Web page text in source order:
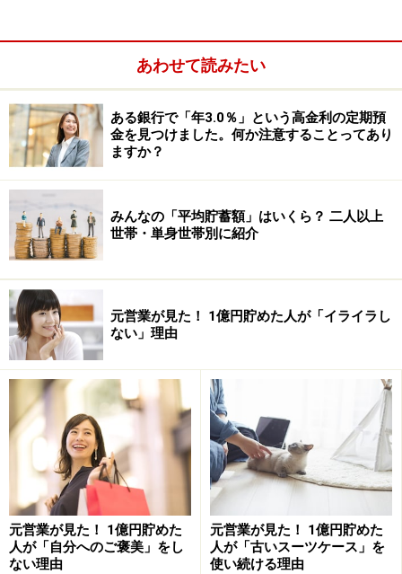
とはいえ、動画でおすすめのコスメを全部買うとお金は
出て行く一方。楽しみながら1000万円を貯めている人
は、新たに買うコスメは絞り、手持ちのものを組み合わ
せてみたりと、楽しさと貯蓄との両立をしています。
「買ったコスメはしっかり使い切る」と意識しているの
も特徴です。
さらに、お肌の状態がよいと、メイクもうまくいくも
ているという声も多いですよ。
3. セルフネイル
一度つけると3週間ほど持つジェルネイルも素敵です
が、自分でいつでもチェンジできるマニキュアは、1000
万円貯蓄がある人に人気です。
マニキュアなら、1本数百円～2000、3000円程度でしば
らく使えますし、ジェルネイルに比べてオフもスムー
ズ。安価ながら頻繁にいろいろな色を楽しむことができ
ます。
あわせて読みたい
ある銀行で「年3.0％」という高金利の定期預
金を見つけました。何か注意することってあり
ますか？
みんなの「平均貯蓄額」はいくら？ 二人以上
世帯・単身世帯別に紹介
元営業が見た！ 1億円貯めた人が「イライラし
ない」理由
元営業が見た！ 1億円貯めた
人が「自分へのご褒美」をし
ない理由
元営業が見た！ 1億円貯めた
人が「古いスーツケース」を
使い続ける理由